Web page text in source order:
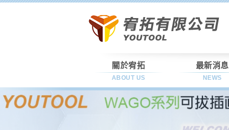
關於宥拓
ABOUT US
最新消息
NEWS